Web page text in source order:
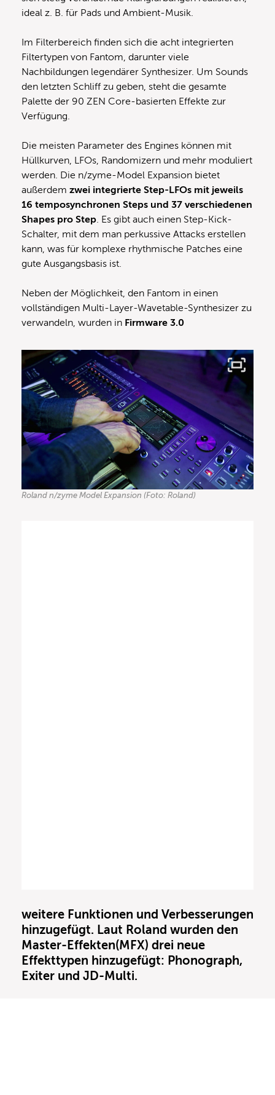
ideal z. B. für Pads und Ambient-Musik.
Im Filterbereich finden sich die acht integrierten
Filtertypen von Fantom, darunter viele
Nachbildungen legendärer Synthesizer. Um Sounds
den letzten Schliff zu geben, steht die gesamte
Palette der 90 ZEN Core-basierten Effekte zur
Verfügung.
Die meisten Parameter des Engines können mit
Hüllkurven, LFOs, Randomizern und mehr moduliert
werden. Die n/zyme-Model Expansion bietet
außerdem zwei integrierte Step-LFOs mit jeweils
16 temposynchronen Steps und 37 verschiedenen
Shapes pro Step. Es gibt auch einen Step-Kick-
Schalter, mit dem man perkussive Attacks erstellen
kann, was für komplexe rhythmische Patches eine
gute Ausgangsbasis ist.
Neben der Möglichkeit, den Fantom in einen
vollständigen Multi-Layer-Wavetable-Synthesizer zu
verwandeln, wurden in Firmware 3.0
Roland n/zyme Model Expansion (Foto: Roland)
weitere Funktionen und Verbesserungen
hinzugefügt. Laut Roland wurden den
Master-Effekten(MFX) drei neue
Effekttypen hinzugefügt: Phonograph,
Exiter und JD-Multi.